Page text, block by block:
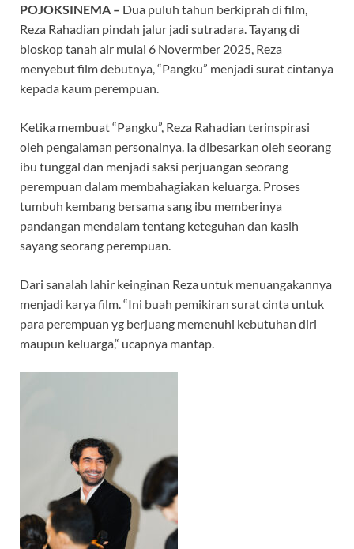
a
t
A
p
c
e
b
o
k
a
i
a
r
e
POJOKSINEMA – Dua puluh tahun berkiprah di film,
Reza Rahadian pindah jalur jadi sutradara. Tayang di
bioskop tanah air mulai 6 Novermber 2025, Reza
menyebut film debutnya, “Pangku” menjadi surat cintanya
kepada kaum perempuan.
Ketika membuat “Pangku”, Reza Rahadian terinspirasi
oleh pengalaman personalnya. Ia dibesarkan oleh seorang
ibu tunggal dan menjadi saksi perjuangan seorang
perempuan dalam membahagiakan keluarga. Proses
tumbuh kembang bersama sang ibu memberinya
pandangan mendalam tentang keteguhan dan kasih
sayang seorang perempuan.
Dari sanalah lahir keinginan Reza untuk menuangakannya
menjadi karya film. “Ini buah pemikiran surat cinta untuk
para perempuan yg berjuang memenuhi kebutuhan diri
maupun keluarga,“ ucapnya mantap.